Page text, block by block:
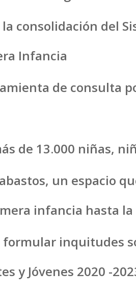
consolidación del
Infancia
de consulta
de 13.000 niñas,
un espacio
infancia hasta la
inquitudes
y Jóvenes 2020 -